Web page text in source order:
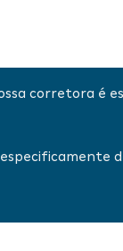
corretora é